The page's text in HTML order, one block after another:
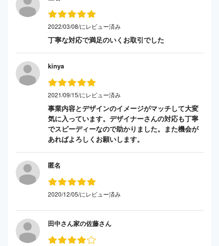
2022/03/08/にレビュー済み
丁寧な対応で満足のいくお取引でした
kinya
2021/09/15/にレビュー済み
事業内容とデザインのイメージがマッチして大変
気に入っています。デザイナーさんの対応も丁寧
でスピーディーなので助かりました。また機会が
あればよろしくお願いします。
匿名
2020/12/05/にレビュー済み
田中さん家の佐藤さん